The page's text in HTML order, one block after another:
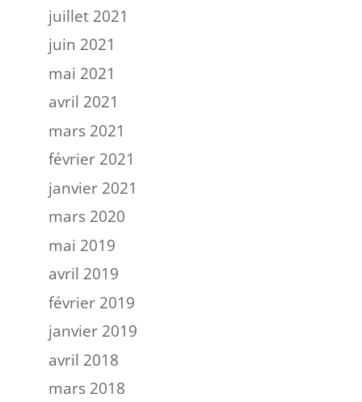
juillet 2021
juin 2021
mai 2021
avril 2021
mars 2021
février 2021
janvier 2021
mars 2020
mai 2019
avril 2019
février 2019
janvier 2019
avril 2018
mars 2018